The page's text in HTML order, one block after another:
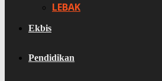
LEBAK
Ekbis
Pendidikan